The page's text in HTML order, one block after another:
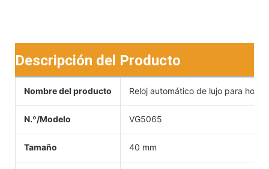
Descripción del Producto
Nombre del producto Reloj automático de lujo para
N.º/Modelo VG5065
Tamaño 40 mm